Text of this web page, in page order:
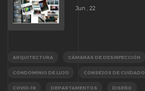
Jun , 22
ARQUITECTURA CÁMARAS DE DESINFECCIÓN
CONDOMINIO DE LUJO CONSEJOS DE CUIDADO
COVID-19 DEPARTAMENTOS DISEÑO